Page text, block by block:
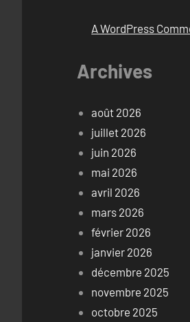
A WordPress
Archives
août 2026
juillet 2026
juin 2026
mai 2026
avril 2026
mars 2026
février 2026
janvier 2026
décembre 2025
novembre 2025
octobre 2025